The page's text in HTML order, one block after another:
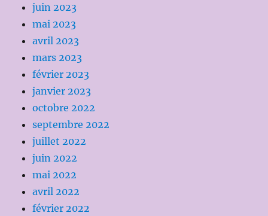
juin 2023
mai 2023
avril 2023
mars 2023
février 2023
janvier 2023
octobre 2022
septembre 2022
juillet 2022
juin 2022
mai 2022
avril 2022
février 2022